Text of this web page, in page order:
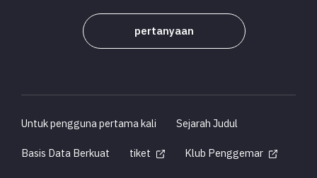
pertanyaan
Untuk pengguna pertama kali
Sejarah Judul
Basis Data Berkuat
tiket
Klub Penggemar